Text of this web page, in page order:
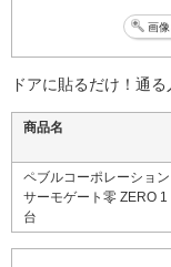
画
ドアに貼るだけ！通
商品名
ペブルコーポレーション
サーモゲート零 ZERO 1
台